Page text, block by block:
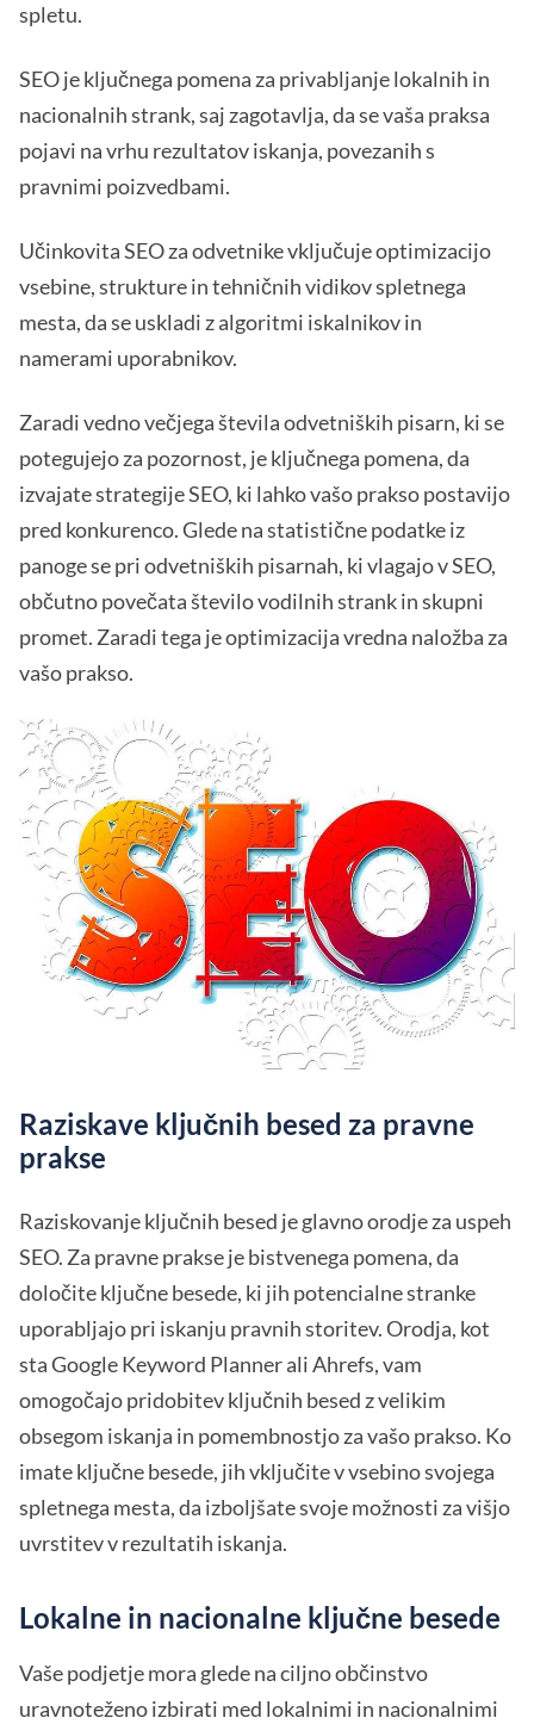
spletu.
SEO je ključnega pomena za privabljanje lokalnih in
nacionalnih strank, saj zagotavlja, da se vaša praksa
pojavi na vrhu rezultatov iskanja, povezanih s
pravnimi poizvedbami.
Učinkovita SEO za odvetnike vključuje optimizacijo
vsebine, strukture in tehničnih vidikov spletnega
mesta, da se uskladi z algoritmi iskalnikov in
namerami uporabnikov.
Zaradi vedno večjega števila odvetniških pisarn, ki se
potegujejo za pozornost, je ključnega pomena, da
izvajate strategije SEO, ki lahko vašo prakso postavijo
pred konkurenco. Glede na statistične podatke iz
panoge se pri odvetniških pisarnah, ki vlagajo v SEO,
občutno povečata število vodilnih strank in skupni
promet. Zaradi tega je optimizacija vredna naložba za
vašo prakso.
Raziskave ključnih besed za pravne
prakse
Raziskovanje ključnih besed je glavno orodje za uspeh
SEO. Za pravne prakse je bistvenega pomena, da
določite ključne besede, ki jih potencialne stranke
uporabljajo pri iskanju pravnih storitev. Orodja, kot
sta Google Keyword Planner ali Ahrefs, vam
omogočajo pridobitev ključnih besed z velikim
obsegom iskanja in pomembnostjo za vašo prakso. Ko
imate ključne besede, jih vključite v vsebino svojega
spletnega mesta, da izboljšate svoje možnosti za višjo
uvrstitev v rezultatih iskanja.
Lokalne in nacionalne ključne besede
Vaše podjetje mora glede na ciljno občinstvo
uravnoteženo izbirati med lokalnimi in nacionalnimi